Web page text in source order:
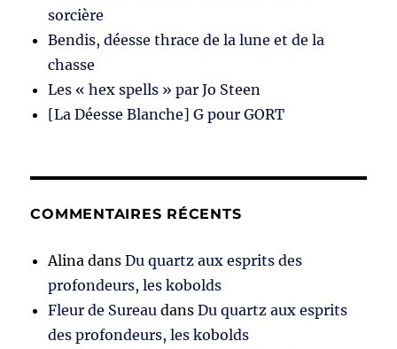
sorcière
Bendis, déesse thrace de la lune et de la
chasse
Les « hex spells » par Jo Steen
[La Déesse Blanche] G pour GORT
COMMENTAIRES RÉCENTS
Alina dansDu quartz aux esprits des
profondeurs, les kobolds
Fleur de Sureau dansDu quartz aux esprits
des profondeurs, les kobolds